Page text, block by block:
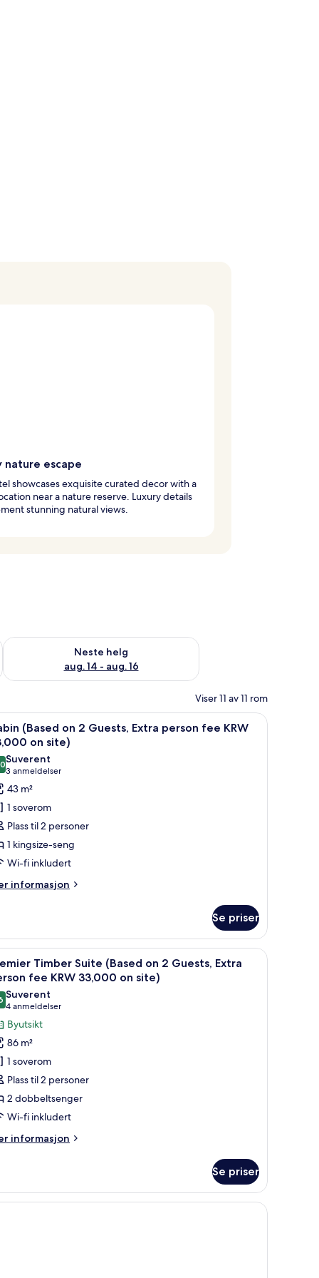
nature escape
showcases exquisite curated decor with a
near a nature reserve. Luxury details
stunning natural views.
7 - aug. 9
Neste helg
aug. 14 - aug. 16
Sjekk tilgjengelighet for neste helg, aug. 14 - aug. 16
Viser 11 av 11 rom
og lydisolert Sengetøy av topp kvalitet,
3
(Based on 2 Guests, Extra person fee KRW
on site)
av 10
Suverent
3 anmeldelser
(3
anmeldelser)
43 m²
1 soverom
Plass til 2 personer
1 kingsize-seng
Wi-fi inkludert
informasjon
Se priser
og lydisolert
og lydisolert Sengetøy av topp kvalitet,
6
Timber Suite (Based on 2 Guests, Extra
fee KRW 33,000 on site)
av 10
Suverent
4 anmeldelser
(4
anmeldelser)
Byutsikt
86 m²
1 soverom
Plass til 2 personer
2 dobbeltsenger
Wi-fi inkludert
informasjon
Se priser
og lydisolert